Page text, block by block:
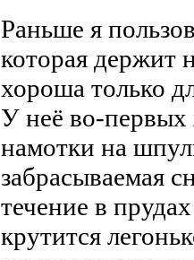
Раньше я
которая держит
хороша только
У неё во-первых
намотки на
забрасываемая
течение в
крутится